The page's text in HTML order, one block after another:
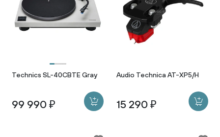
Technics SL-40CBTE Gray
99 990 ₽
Audio Technica AT-XP5/H
15 290 ₽